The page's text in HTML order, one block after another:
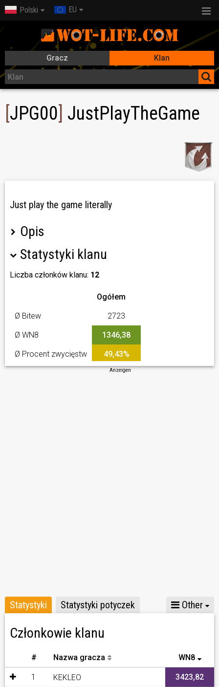
Polski EU
Gracz Klan
JPG00 JustPlayTheGame
Just play the game literally
Opis
No obligation NO requirements just play the game LOL .
All players in this clan will receive permission(rank) to
activate reserves/boosts no need to beg some random
player for such a simple thing .
Statystyki klanu
Liczba członków klanu: 12
Ogółem
Ø Bitew 2723
Ø WN8 1346,38
Ø Procent zwycięstw 49,43%
Anzeigen
Statystyki Statystyki potyczek Other
Członkowie klanu
# Nazwa gracza WN8
1 KEKLEO 3423,82